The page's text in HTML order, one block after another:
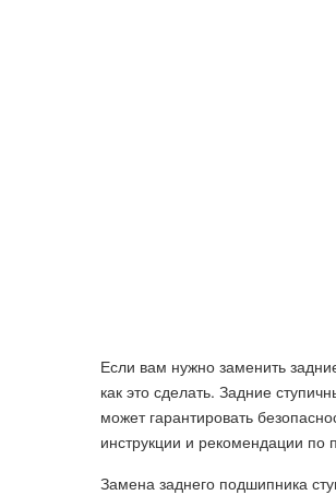
Если вам нужно заменить
как это сделать. Задние
может гарантировать
инструкции и рекомендации по
Замена заднего подшипника